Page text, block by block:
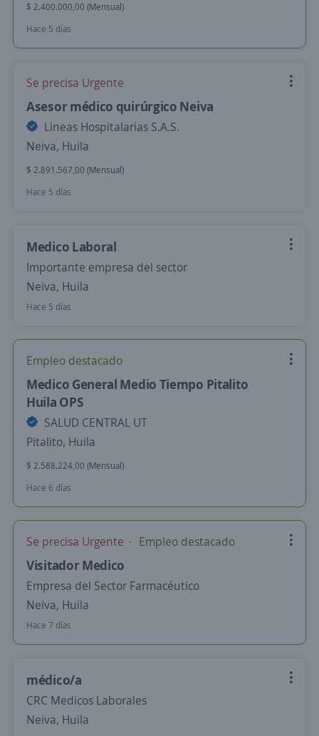
$ 2.400.000,00 (Mensual)
Hace 5 días
Se precisa Urgente
Asesor médico quirúrgico Neiva
Lineas Hospitalarias S.A.S.
Neiva, Huila
$ 2.891.567,00 (Mensual)
Hace 5 días
Medico Laboral
Importante empresa del sector
Neiva, Huila
Hace 5 días
Empleo destacado
Medico General Medio Tiempo Pitalito
Huila OPS
SALUD CENTRAL UT
Pitalito, Huila
$ 2.588.224,00 (Mensual)
Hace 6 días
Se precisa Urgente Empleo destacado
Visitador Medico
Empresa del Sector Farmacéutico
Neiva, Huila
Hace 7 días
médico/a
CRC Medicos Laborales
Neiva, Huila